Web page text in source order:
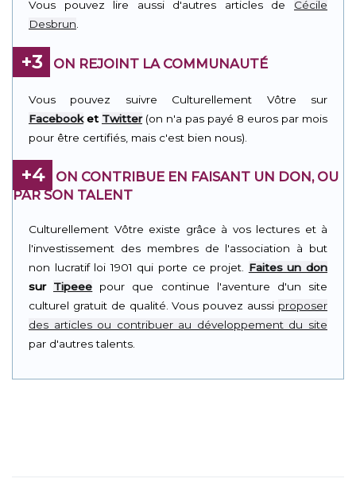
Vous pouvez lire aussi d'autres articles de Cécile
Desbrun
+3 ON REJOINT LA COMMUNAUTÉ
Vous pouvez suivre Culturellement Vôtre sur
Facebooket Twitter(on n'a pas payé 8 euros par mois
pour être certifiés, mais c'est bien nous).
+4
ON CONTRIBUE EN FAISANT UN DON, OU
PAR SON TALENT
Culturellement Vôtre existe grâce à vos lectures et à
l'investissement des membres de l'association à but
non lucratif loi 1901 qui porte ce projet. Faites un don
sur Tipeee pour que continue l'aventure d'un site
culturel gratuit de qualité. Vous pouvez aussi proposer
des articles ou contribuer au développement du site
par d'autres talents.